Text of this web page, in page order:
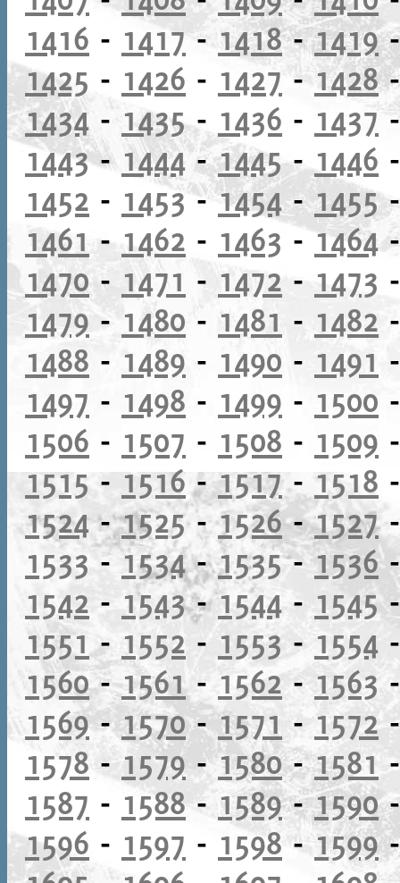
1416 - 1417-1418-1419
1425 - 1426 - 1427-1428
1434 - 1435- 1436 - 1437
1443- 1444-1445- 1446
1452 - 1453-1454-1455
1461 - 1462 - 1463 -1464
1470- 1471 - 1472 - 1473
1479-1480 - 1481 - 1482
1488 - 1489 - 1490 - 1491
1497 - 1498 - 1499 - 1500
1506 - 1507 - 1508 - 1509
1515- 1516-1517- 1518
1524-1525-1526-1527
1533-1534-1535-1536
1542 - 1543-1544 - 1545
1551 - 1552 - 1553 - 1554
1560-1561- 1562-1563
1569-1570-1571 -1572
1578 -1579 -1580-1581
1587 - 1588-1589-1590
1596 - 1597 - 1598-1599